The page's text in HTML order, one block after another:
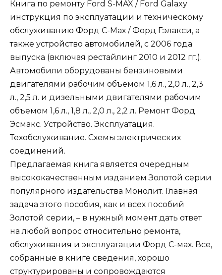
Книга по ремонту Ford S-MAX / Ford Galaxy
инструкция по эксплуатации и техническому
обслуживанию Форд С-Мах / Форд Гэлакси, а
также устройство автомобилей, с 2006 года
выпуска (включая рестайлинг 2010 и 2012 гг.).
Автомобили оборудованы бензиновыми
двигателями рабочим объемом 1,6 л., 2,0 л., 2,3
л., 2,5 л. и дизельными двигателями рабочим
объемом 1,6 л., 1,8 л., 2,0 л., 2,2 л. Ремонт Форд
Эсмакс. Устройство. Эксплуатация.
Техобслуживание. Схемы электрических
соединений.
Предлагаемая книга является очередным
высококачественным изданием Золотой серии
популярного издательства Монолит. Главная
задача этого пособия, как и всех пособий
Золотой серии, – в нужный момент дать ответ
на любой вопрос относительно ремонта,
обслуживания и эксплуатации Форд С-мах. Все,
собранные в книге сведения, хорошо
структурированы и сопровождаются